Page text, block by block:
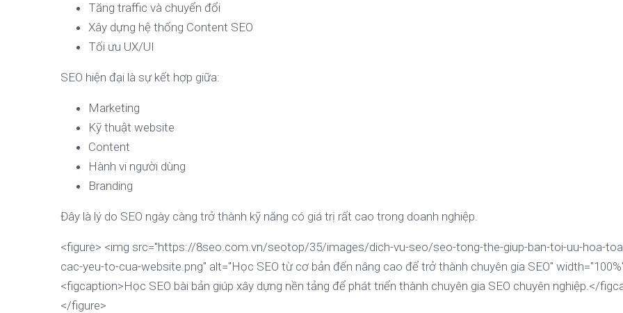
Tăng traffic và chuyển đổi
Xây dựng hệ thống Content SEO
Tối ưu UX/UI
SEO hiện đại là sự kết hợp giữa:
Marketing
Kỹ thuật website
Content
Hành vi người dùng
Branding
Đây là lý do SEO ngày càng trở thành kỹ năng có giá trị rất cao trong doanh nghiệp.
<figure> <img src="https://8seo.com.vn/seotop/35/images/dich-vu-seo/seo-tong-the-giup-ban-toi-uu-hoa-
cac-yeu-to-cua-website.png" alt="Học SEO từ cơ bản đến nâng cao để trở thành chuyên gia SEO"
<figcaption>Học SEO bài bản giúp xây dựng nền tảng để phát triển thành chuyên gia SEO chuyên nghiệp.</
</figure>